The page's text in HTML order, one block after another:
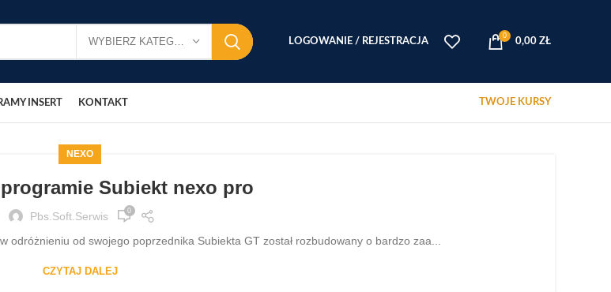
LOGOWANIE / REJESTRACJA
0
0,00 ZŁ
INSERT KONTAKT TWOJE KURSY
NEXO
Subiekt nexo pro
Pbs.soft.serwis 0
od swojego poprzednika Subiekta GT został rozbudowany o bardzo zaa...
CZYTAJ DALEJ